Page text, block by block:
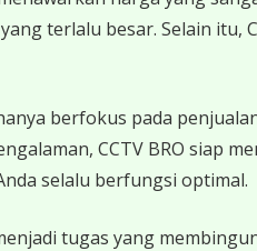
terlalu besar. Selain itu,
berfokus pada
CCTV BRO siap
selalu berfungsi optimal.
tugas yang